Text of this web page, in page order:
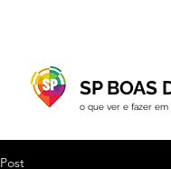
SP BOAS
o que ver e fazer
Post